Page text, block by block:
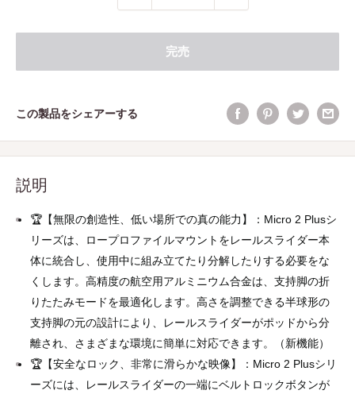
完売
この製品をシェアーする
説明
🏆【無限の創造性、低い場所での真の能力】：Micro 2 Plusシ
リーズは、ロープロファイルマウントをレールスライダー本
体に統合し、使用中に組み立てたり分解したりする必要をな
くします。高精度の航空用アルミニウム合金は、支持脚の折
りたたみモードを最適化します。高さを調整できる半球形の
支持脚の元の設計により、レールスライダーがポッドから分
離され、さまざまな環境に簡単に対応できます。（新機能）
🏆【安全なロック、非常に滑らかな映像】：Micro 2 Plusシリ
ーズには、レールスライダーの一端にベルトロックボタンが